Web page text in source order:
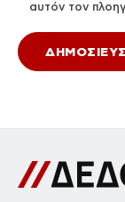
αυτόν τον